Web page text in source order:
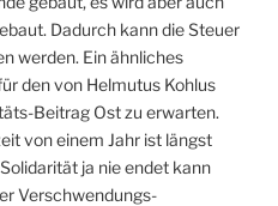
Dadurch kann die Steuer
werden. Ein ähnliches
den von Helmutus Kohlus
Beitrag Ost zu erwarten.
von einem Jahr ist längst
ja nie endet kann
Verschwendungs-